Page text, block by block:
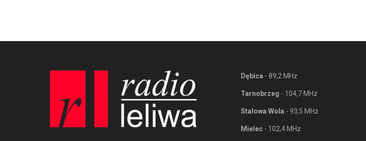
Dębica - 89,2 MHz
Tarnobrzeg - 104,7 MHz
Stalowa Wola - 93,5 MHz
Mielec - 102,4 MHz